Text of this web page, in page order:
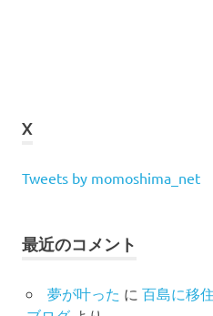
X
Tweets by momoshima_net
最近のコメント
夢が叶った に 百島に移